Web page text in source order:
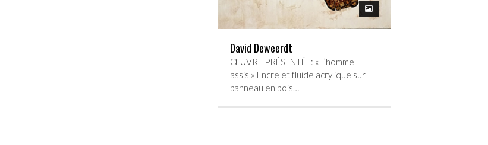
David Deweerdt
ŒUVRE PRÉSENTÉE: « L’homme
assis » Encre et fluide acrylique sur
panneau en bois…